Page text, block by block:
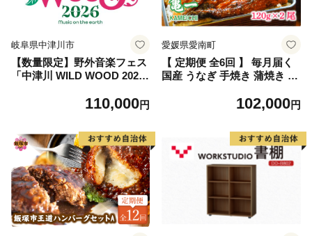
岐阜県中津川市
【数量限定】野外音楽フェス
「中津川 WILD WOOD 202
高生1名） フェス ロック ミ
祭 キャンプ F4N-2336
110,000円
愛媛県愛南町
【 定期便 全6回 】 毎月届く
国産 うなぎ 手焼き 蒲焼き 2
鰻 蒲焼 秘伝の タレ 山椒 付
答 贈り物 土用の丑の日 冷凍
老舗 お食事処 亀一 愛媛県 愛
南町 102000円 高級 海鮮
102,000円